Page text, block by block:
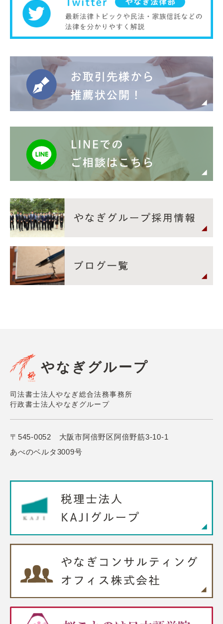
やなぎグループ
司法書士法人やなぎ総合法務事務所
行政書士法人やなぎグループ
〒545-0052 大阪市阿倍野区阿倍野筋3-10-1
あべのベルタ3009号